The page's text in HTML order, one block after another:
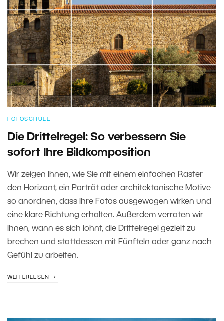
FOTOSCHULE
Die Drittelregel: So verbessern Sie
sofort Ihre Bildkomposition
Wir zeigen Ihnen, wie Sie mit einem einfachen Raster
den Horizont, ein Porträt oder architektonische Motive
so anordnen, dass Ihre Fotos ausgewogen wirken und
eine klare Richtung erhalten. Außerdem verraten wir
Ihnen, wann es sich lohnt, die Drittelregel gezielt zu
brechen und stattdessen mit Fünfteln oder ganz nach
Gefühl zu arbeiten.
WEITERLESEN